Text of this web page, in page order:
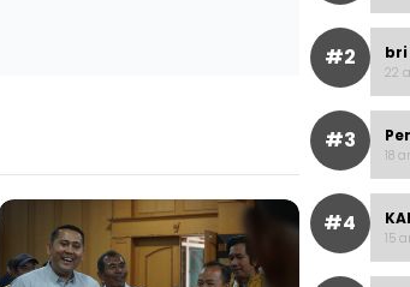
#2 bri
22
#3
18
#4
15